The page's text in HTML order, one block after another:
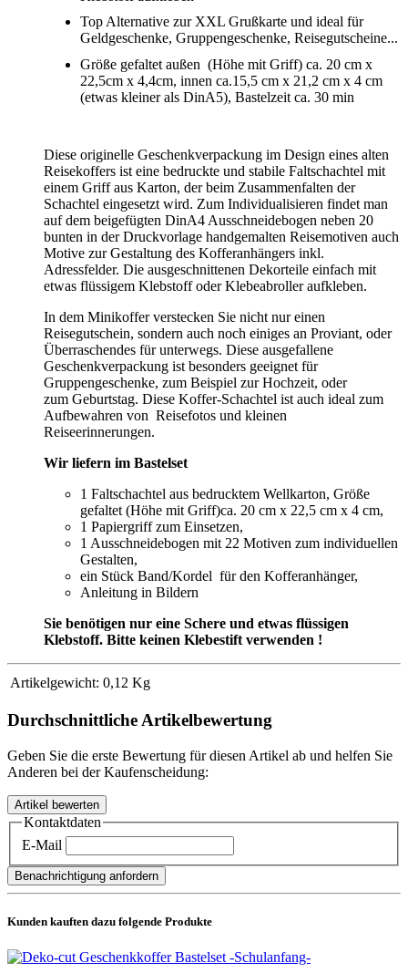
Top Alternative zur XXL Grußkarte und ideal für
Geldgeschenke, Gruppengeschenke, Reisegutscheine...
Größe gefaltet außen (Höhe mit Griff) ca. 20 cm x
22,5cm x 4,4cm, innen ca.15,5 cm x 21,2 cm x 4 cm
(etwas kleiner als DinA5), Bastelzeit ca. 30 min
Diese originelle Geschenkverpackung im Design eines alten
Reisekoffers ist eine bedruckte und stabile Faltschachtel mit
einem Griff aus Karton, der beim Zusammenfalten der
Schachtel eingesetzt wird. Zum Individualisieren findet man
auf dem beigefügten DinA4 Ausschneidebogen neben 20
bunten in der Druckvorlage handgemalten Reisemotiven auch
Motive zur Gestaltung des Kofferanhängers inkl.
Adressfelder. Die ausgeschnittenen Dekorteile einfach mit
etwas flüssigem Klebstoff oder Klebeabroller aufkleben.
In dem Minikoffer verstecken Sie nicht nur einen
Reisegutschein, sondern auch noch einiges an Proviant, oder
Überraschendes für unterwegs. Diese ausgefallene
Geschenkverpackung ist besonders geeignet für
Gruppengeschenke, zum Beispiel zur Hochzeit, oder
zum Geburtstag. Diese Koffer-Schachtel ist auch ideal zum
Aufbewahren von Reisefotos und kleinen
Reiseerinnerungen.
Wir liefern im Bastelset
1 Faltschachtel aus bedrucktem Wellkarton, Größe
gefaltet (Höhe mit Griff)ca. 20 cm x 22,5 cm x 4 cm,
1 Papiergriff zum Einsetzen,
1 Ausschneidebogen mit 22 Motiven zum individuellen
Gestalten,
ein Stück Band/Kordel für den Kofferanhänger,
Anleitung in Bildern
Sie benötigen nur eine Schere und etwas flüssigen
Klebstoff. Bitte keinen Klebestift verwenden !
Artikelgewicht: 0,12 Kg
Durchschnittliche Artikelbewertung
Geben Sie die erste Bewertung für diesen Artikel ab und helfen Sie
Anderen bei der Kaufenscheidung:
Kontaktdaten
E-Mail
Benachrichtigung anfordern
Kunden kauften dazu folgende Produkte